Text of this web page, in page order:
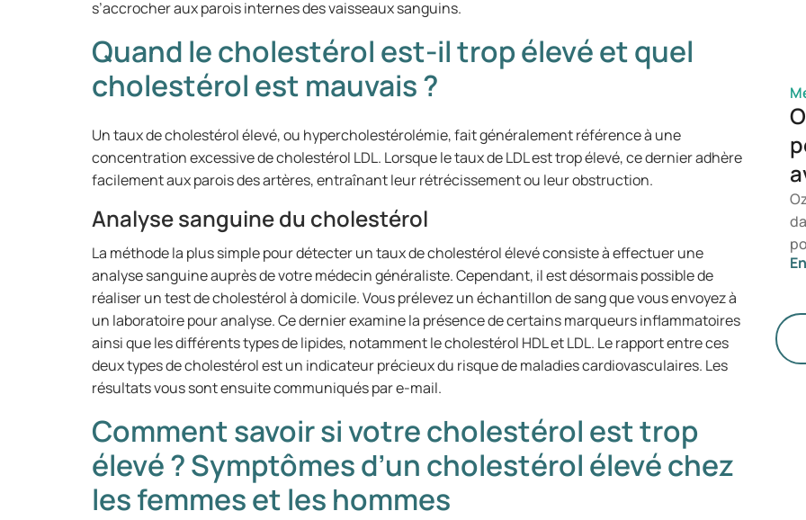
s’accrocher aux parois internes des vaisseaux sanguins.
Quand le cholestérol est-il trop élevé et quel
cholestérol est mauvais ?
Un taux de cholestérol élevé, ou hypercholestérolémie, fait généralement référence à une
concentration excessive de cholestérol LDL. Lorsque le taux de LDL est trop élevé, ce dernier adhère
facilement aux parois des artères, entraînant leur rétrécissement ou leur obstruction.
Analyse sanguine du cholestérol
La méthode la plus simple pour détecter un taux de cholestérol élevé consiste à effectuer une
analyse sanguine auprès de votre médecin généraliste. Cependant, il est désormais possible de
réaliser un test de cholestérol à domicile. Vous prélevez un échantillon de sang que vous envoyez à
un laboratoire pour analyse. Ce dernier examine la présence de certains marqueurs inflammatoires
ainsi que les différents types de lipides, notamment le cholestérol HDL et LDL. Le rapport entre ces
deux types de cholestérol est un indicateur précieux du risque de maladies cardiovasculaires. Les
résultats vous sont ensuite communiqués par e-mail.
Comment savoir si votre cholestérol est trop
élevé ? Symptômes d’un cholestérol élevé chez
les femmes et les hommes
le